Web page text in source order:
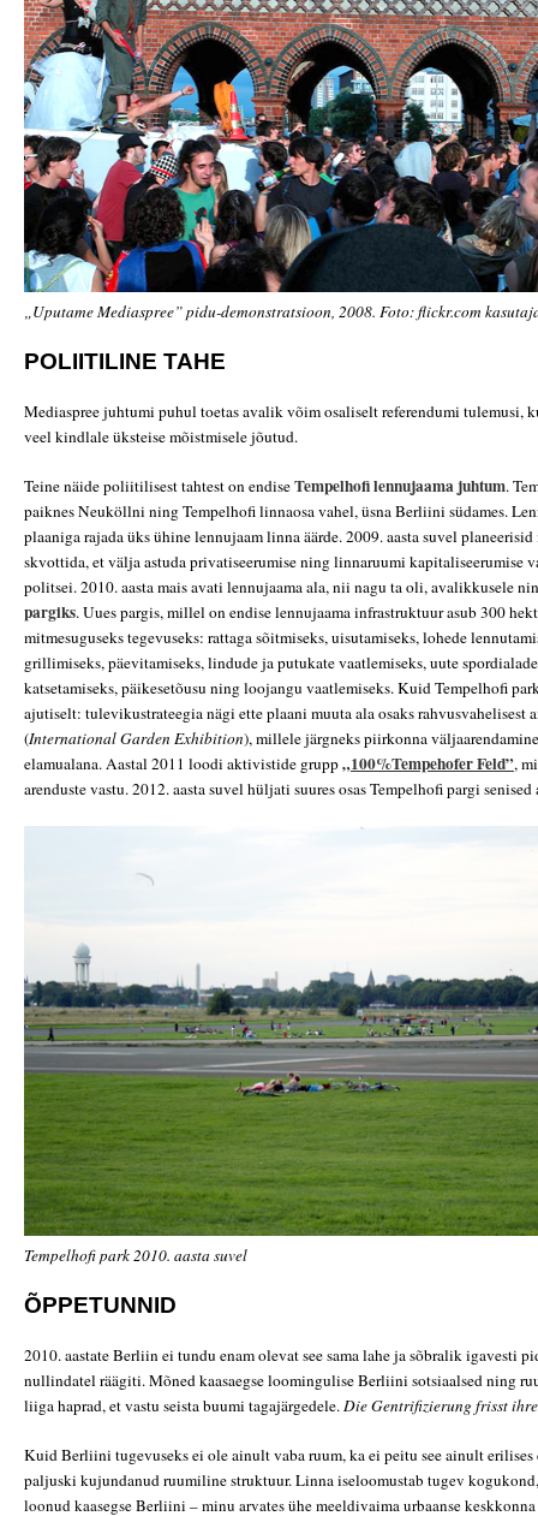
„Uputame Mediaspree” pidu-demonstratsioon, 2008. Foto: flickr.com
POLIITILINE TAHE
Mediaspree juhtumi puhul toetas avalik võim osaliselt referendumi tulemusi,
veel kindlale üksteise mõistmisele jõutud.
Teine näide poliitilisest tahtest on endiseTempelhofi lennujaama juhtum.
paiknes Neuköllni ning Tempelhofi linnaosa vahel, üsna Berliini südames.
plaaniga rajada üks ühine lennujaam linna äärde. 2009. aasta suvel
skvottida, et välja astuda privatiseerumise ning linnaruumi kapitaliseerumise
politsei. 2010. aasta mais avati lennujaama ala, nii nagu ta oli, avalikkusele
pargiks. Uues pargis, millel on endise lennujaama infrastruktuur asub 300
mitmesuguseks tegevuseks: rattaga sõitmiseks, uisutamiseks, lohede
grillimiseks, päevitamiseks, lindude ja putukate vaatlemiseks, uute
katsetamiseks, päikesetõusu ning loojangu vaatlemiseks. Kuid Tempelhofi
ajutiselt: tulevikustrateegia nägi ette plaani muuta ala osaks rahvusvahelisest
(International Garden Exhibition), millele järgneks piirkonna
elamualana. Aastal 2011 loodi aktivistide grupp„100%Tempehofer Feld”,
arenduste vastu. 2012. aasta suvel hüljati suures osas Tempelhofi pargi
Tempelhofi park 2010. aasta suvel
ÕPPETUNNID
2010. aastate Berliin ei tundu enam olevat see sama lahe ja sõbralik igavesti
nullindatel räägiti. Mõned kaasaegse loomingulise Berliini sotsiaalsed ning
liiga haprad, et vastu seista buumi tagajärgedele.Die Gentrifizierung frisst
Kuid Berliini tugevuseks ei ole ainult vaba ruum, ka ei peitu see ainult
paljuski kujundanud ruumiline struktuur. Linna iseloomustab tugev
loonud kaasegse Berliini – minu arvates ühe meeldivaima urbaanse